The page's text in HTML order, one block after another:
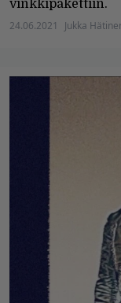
vinkkipakettiin.
24.06.2021 Jukka